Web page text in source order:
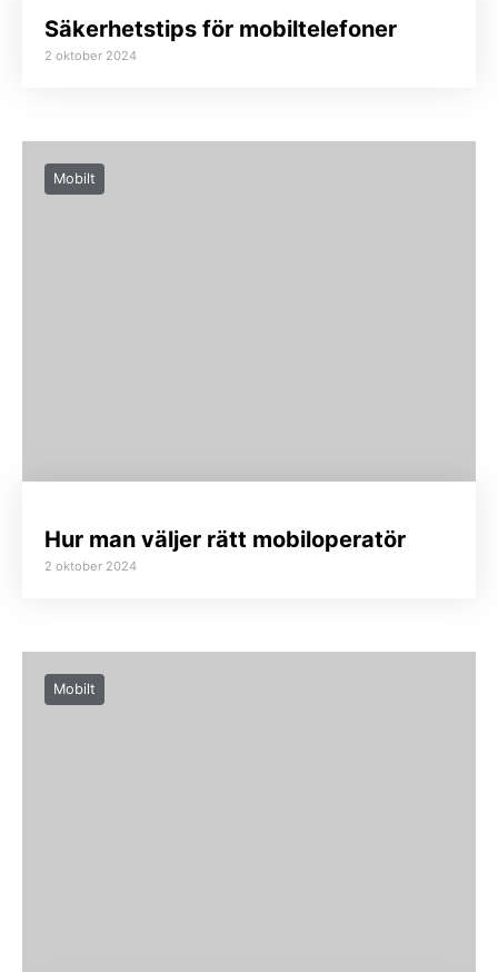
Säkerhetstips för mobiltelefoner
2 oktober 2024
Mobilt
Hur man väljer rätt mobiloperatör
2 oktober 2024
Mobilt